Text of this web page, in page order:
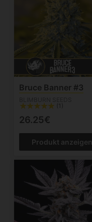
Bruce Banner #3
(1)
26.25€
Produkt anzeigen